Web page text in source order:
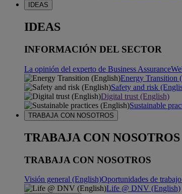
IDEAS
IDEAS
INFORMACIÓN DEL SECTOR
La opinión del experto de Business Assurance
Energy Transition
Safety and risk
Digital trust (English)
Sustainable
TRABAJA CON NOSOTROS
TRABAJA CON NOSOTROS
TRABAJA CON NOSOTROS
Visión general (English)Oportunidades de
Life @ DNV (English)